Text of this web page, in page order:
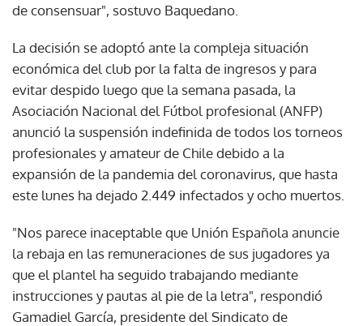
de consensuar", sostuvo Baquedano.
La decisión se adoptó ante la compleja situación
económica del club por la falta de ingresos y para
evitar despido luego que la semana pasada, la
Asociación Nacional del Fútbol profesional (ANFP)
anunció la suspensión indefinida de todos los torneos
profesionales y amateur de Chile debido a la
expansión de la pandemia del coronavirus, que hasta
este lunes ha dejado 2.449 infectados y ocho muertos.
"Nos parece inaceptable que Unión Española anuncie
la rebaja en las remuneraciones de sus jugadores ya
que el plantel ha seguido trabajando mediante
instrucciones y pautas al pie de la letra", respondió
Gamadiel García, presidente del Sindicato de